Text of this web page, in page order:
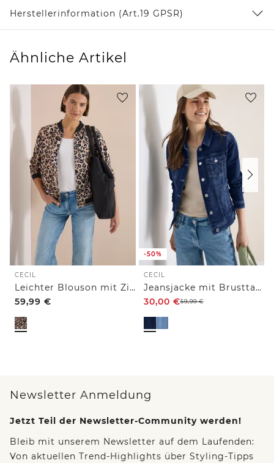
Herstellerinformation (Art.19 GPSR)
Ähnliche Artikel
CECIL
Leichter Blouson mit Zipper und Leo-Print
59,99 €
-50%
CECIL
Jeansjacke mit Brusttaschen und Knöpfen
30,00 €59,99€
Newsletter Anmeldung
Jetzt Teil der Newsletter-Community werden!
Bleib mit unserem Newsletter auf dem Laufenden:
Von aktuellen Trend-Highlights über Styling-Tipps